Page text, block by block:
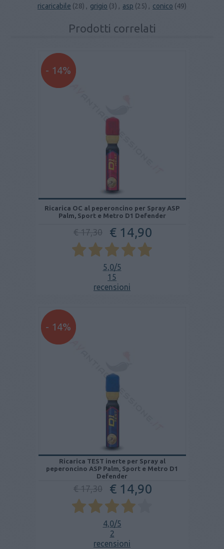
ricaricabile (28) , grigio (3) , asp (25) , conico (49)
Prodotti correlati
- 14%
Ricarica OC al peperoncino per Spray ASP
Palm, Sport e Metro D1 Defender
€ 17,30 € 14,90
5,0/5
15
recensioni
- 14%
Ricarica TEST inerte per Spray al
peperoncino ASP Palm, Sport e Metro D1
Defender
€ 17,30 € 14,90
4,0/5
2
recensioni